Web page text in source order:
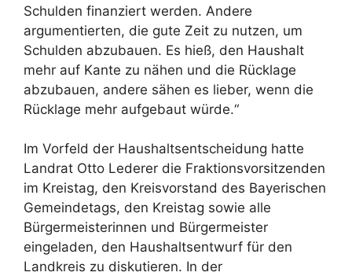
Schulden finanziert werden. Andere
argumentierten, die gute Zeit zu nutzen, um
Schulden abzubauen. Es hieß, den Haushalt
mehr auf Kante zu nähen und die Rücklage
abzubauen, andere sähen es lieber, wenn die
Rücklage mehr aufgebaut würde.“
Im Vorfeld der Haushaltsentscheidung hatte
Landrat Otto Lederer die Fraktionsvorsitzenden
im Kreistag, den Kreisvorstand des Bayerischen
Gemeindetags, den Kreistag sowie alle
Bürgermeisterinnen und Bürgermeister
eingeladen, den Haushaltsentwurf für den
Landkreis zu diskutieren. In der